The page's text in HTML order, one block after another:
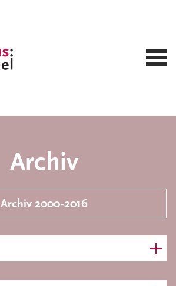
Archiv
Archiv 2000-2016